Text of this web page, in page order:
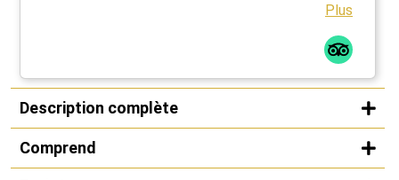
Plus
Description complète
Comprend